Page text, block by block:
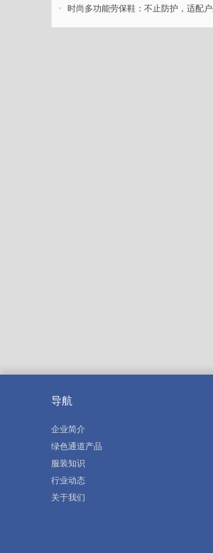
迁新开业
时尚多功能劳保鞋：不止防护，适配
导航
企业简介
绿色通道产品
服装知识
行业动态
关于我们